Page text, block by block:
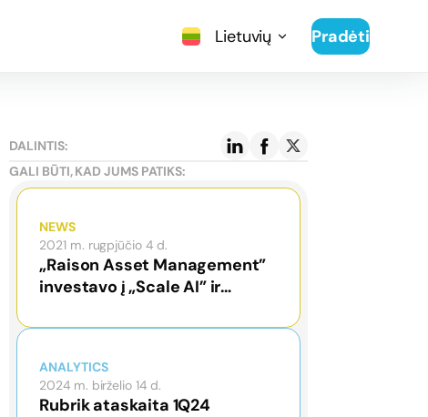
Lietuvių Pradėti
DALINTIS:
GALI BŪTI, KAD JUMS PATIKS:
NEWS
2021 m. rugpjūčio 4 d.
„Raison Asset Management”
investavo į „Scale AI” ir
ANALYTICS
2024 m. birželio 14 d.
Rubrik ataskaita 1Q24